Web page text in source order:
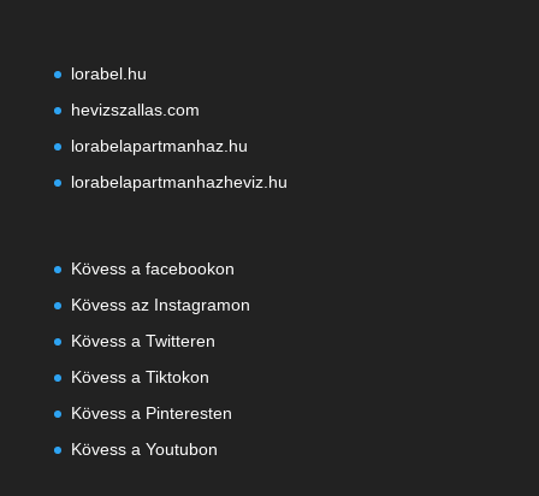
lorabel.hu
hevizszallas.com
lorabelapartmanhaz.hu
lorabelapartmanhazheviz.hu
Kövess a facebookon
Kövess az Instagramon
Kövess a Twitteren
Kövess a Tiktokon
Kövess a Pinteresten
Kövess a Youtubon